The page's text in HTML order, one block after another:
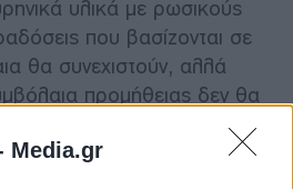
Media.gr
υλικά με ρωσικούς
που βασίζονται σε
θα συνεχιστούν, αλλά
προμήθειας δεν θα